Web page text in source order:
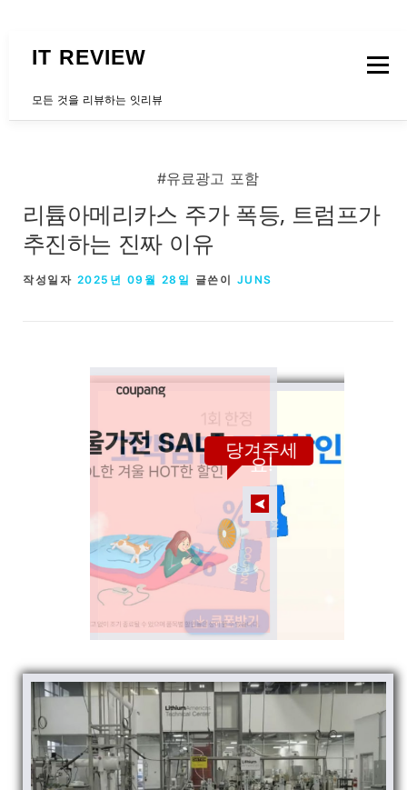
IT REVIEW
모든 것을 리뷰하는 잇리뷰
메뉴
#유료광고 포함
리튬아메리카스 주가 폭등, 트럼프가
추진하는 진짜 이유
작성일자 2025년 09월 28일 글쓴이 JUNS
당겨주세
요!